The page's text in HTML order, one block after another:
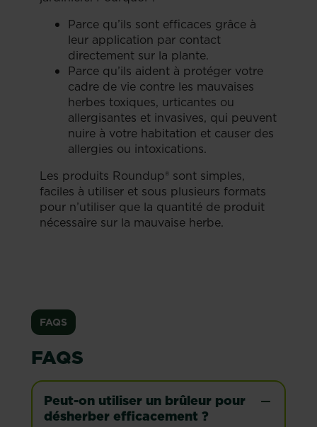
Parce qu’ils sont efficaces grâce à
leur application par contact
directement sur la plante.
Parce qu’ils aident à protéger votre
cadre de vie contre les mauvaises
herbes toxiques, urticantes ou
allergisantes et invasives, qui peuvent
nuire à votre habitation et causer des
allergies ou intoxications.
Les produits Roundup® sont simples,
faciles à utiliser et sous plusieurs formats
pour n’utiliser que la quantité de produit
nécessaire sur la mauvaise herbe.
FAQS
FAQS
Peut-on utiliser un brûleur pour
désherber efficacement ?